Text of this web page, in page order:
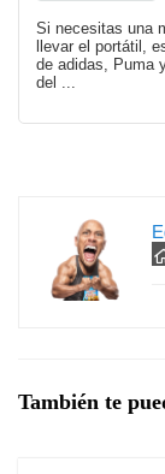
Si necesitas una
llevar el portátil,
de adidas, Puma
del ...
También te